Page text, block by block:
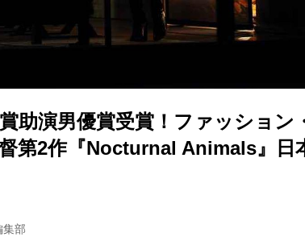
助演男優賞受賞！ファッション
第2作『Nocturnal Animals』日
集部